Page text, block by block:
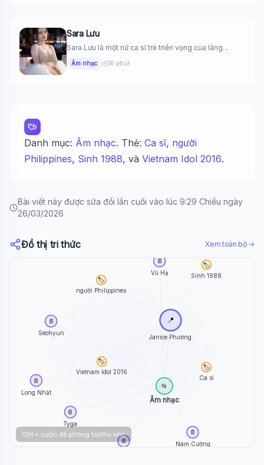
Sara Lưu
Sara Lưu là một nữ ca sĩ trẻ triển vọng của làng...
Âm nhạc 16 phút
Danh mục: Âm nhạc. Thẻ: Ca sĩ, người
Philippines, Sinh 1988, và Vietnam Idol 2016.
Bài viết này được sửa đổi lần cuối vào lúc 9:29 Chiều ngày
26/03/2026
Đồ thị tri thức Xem toàn bộ →
Janice Phương
📍
Âm nhạc
📂
Vũ Hạ
📄
📄
Seohyun
📄
Nam Cường
📄
Tyga
📄
Long Nhật
📄 Ca sĩ
🏷️
người Philippines
🏷️
Sinh 1988
🏷️
Vietnam Idol 2016
🏷️
Ctrl + cuộn để phóng to/thu nhỏ